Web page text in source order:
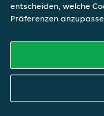
entscheiden, welche
Präferenzen